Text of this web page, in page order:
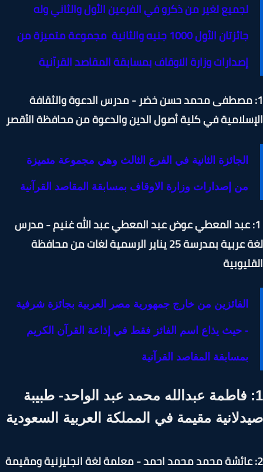
لجميع لغير من ذكرو في الفرعين الأول والثانيوله
جائزتان الأول 1000 جنيه والثانية مجموعة متميزة من
إصدارات وزارة الاوقاف بمسابقة المقاصد القرآنية
مصطفى محمد حسن خضر - مدرس الدعوة والثقافة
في كلية أصول الدين والدعوة من محافظة الأقصر
الجائزة الثانية في الفرع الثالث وهي مجموعة متميزة
من إصدارات وزارة الاوقاف بمسابقة المقاصد القرآنية
عبد المعطي عوض عبد المعطي عبد الله غنيم - مدرس
لغة عربية بمدرسة 25 يناير الرسمية لغات من محافظة
الفائزين من خارج جمهورية مصر العربية بجائزة شرفية
- حيث يذاع اسم الفائز فقط في إذاعة القرآن الكريم
بمسابقة المقاصد القرآنية
فاطمة عبدالله محمد عبد الواحد- طبيبة
مقيمة في المملكة العربية السعودية
عائشة محمد محمد احمد - معلمة لغة انجليزنية ومقيمة